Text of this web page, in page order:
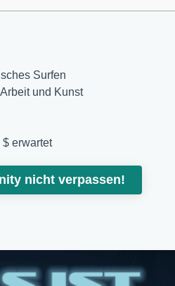
Surfen
und Kunst
erwartet
nicht verpassen!